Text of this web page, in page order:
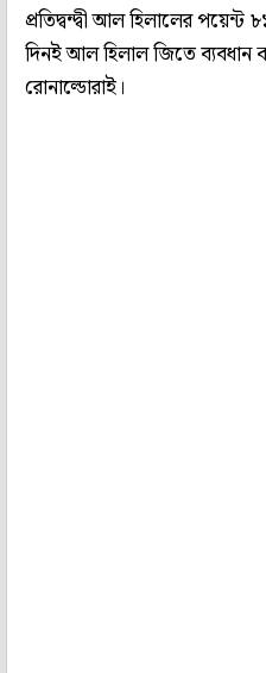
প্রতিদ্বন্দ্বী আল হিলালের পয়েন্ট
দিনই আল হিলাল জিতে
রোনাল্ডোরাই।